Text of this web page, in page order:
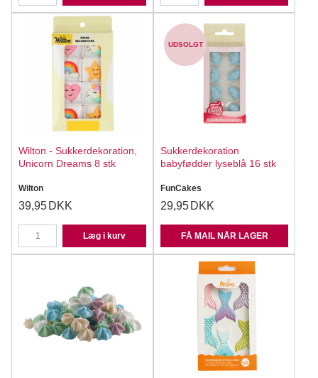
Wilton - Sukkerdekoration,
Unicorn Dreams 8 stk
Wilton
39,95 DKK
Læg i kurv
UDSOLGT
Sukkerdekoration
babyfødder lyseblå 16 stk
FunCakes
29,95 DKK
FÅ MAIL NÅR LAGER